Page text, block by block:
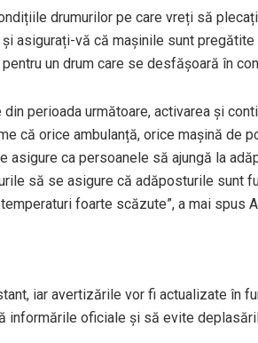
drumurilor pe care vreți să
asigurați-vă că mașinile sunt pregătite
un drum care se desfășoară în
perioada următoare, activarea și
că orice ambulanță, orice mașină de
ca persoanele să ajungă la
să se asigure că adăposturile sunt
foarte scăzute”, a mai spus
iar avertizările vor fi actualizate în
informările oficiale și să evite